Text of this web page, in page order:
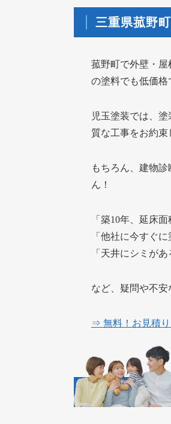
三重県菰野
菰野町で外壁・屋
の塗料でも低価格
児玉塗装では、
質な工事をお約束
もちろん、建物
ん！
「築10年、延床
「他社に今すぐ
「天井にシミが
など、疑問や不安
⇒ 無料！お見積